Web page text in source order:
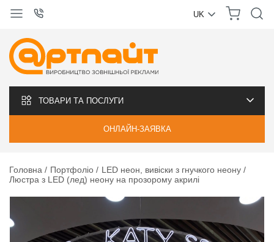
UK
ТОВАРИ ТА ПОСЛУГИ
ОНЛАЙН-ЗАЯВКА
Головна Портфоліо
LED неон, вивіски з гнучкого неону
Люстра з LED (лед) неону на прозорому акрилі